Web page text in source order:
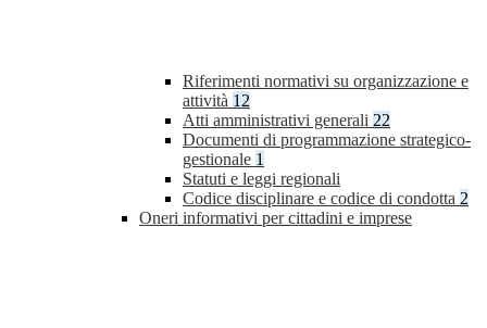
Riferimenti normativi su organizzazione e
attività 12
Atti amministrativi generali 22
Documenti di programmazione strategico-
gestionale 1
Statuti e leggi regionali
Codice disciplinare e codice di condotta 2
Oneri informativi per cittadini e imprese